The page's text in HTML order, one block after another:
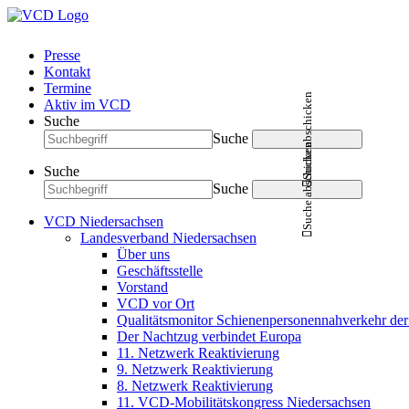
Presse
Kontakt
Termine
Aktiv im VCD
Suche
Suche
Suche abschicken
Suche
Suche
Suche abschicken
VCD Niedersachsen
Landesverband Niedersachsen
Über uns
Geschäftsstelle
Vorstand
VCD vor Ort
Qualitätsmonitor Schienenpersonennahverkehr
Der Nachtzug verbindet Europa
11. Netzwerk Reaktivierung
9. Netzwerk Reaktivierung
8. Netzwerk Reaktivierung
11. VCD-Mobilitätskongress Niedersachsen